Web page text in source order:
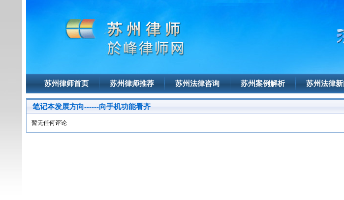
苏州律师首页 苏州律师推荐 苏州法律咨询 苏州案例解析 苏州法律新
笔记本发展方向------向手机功能看齐
暂无任何评论